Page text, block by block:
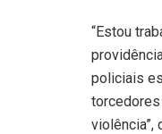
“Estou
policiais
torcedores
violência”,